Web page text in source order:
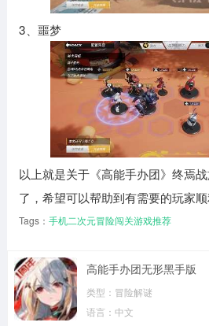
3、噩梦
以上就是关于《高能手办团》终焉
了，希望可以帮助到有需要的玩家顺
Tags： 手机二次元冒险闯关游戏推荐
高能手办团无形黑手版
类型： 冒险解谜
语言： 中文